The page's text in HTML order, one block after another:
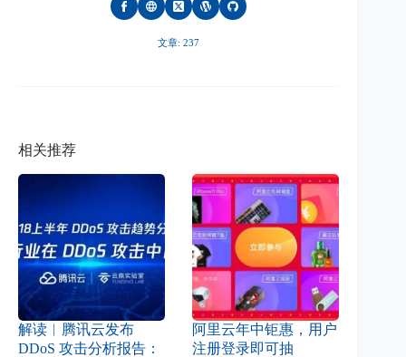
文章: 237
相关推荐
解读︱腾讯云发布
DDoS 攻击分析报告：
阿里云年中钜惠，用户
注册登录即可抽